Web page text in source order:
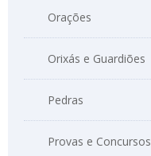
Orações
Orixás e Guardiões
Pedras
Provas e Concursos